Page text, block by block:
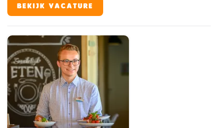
gerechten en een gastvrije ervaring voor onze
gasten.
BEKIJK VACATURE